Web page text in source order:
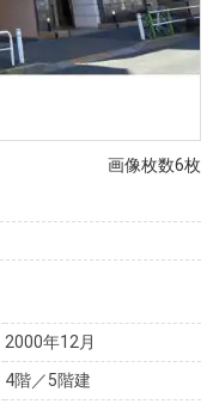
画像枚数6枚
2000年12月
4階／5階建